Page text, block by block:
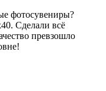
фотосувениры?
Сделали всё
превзошло